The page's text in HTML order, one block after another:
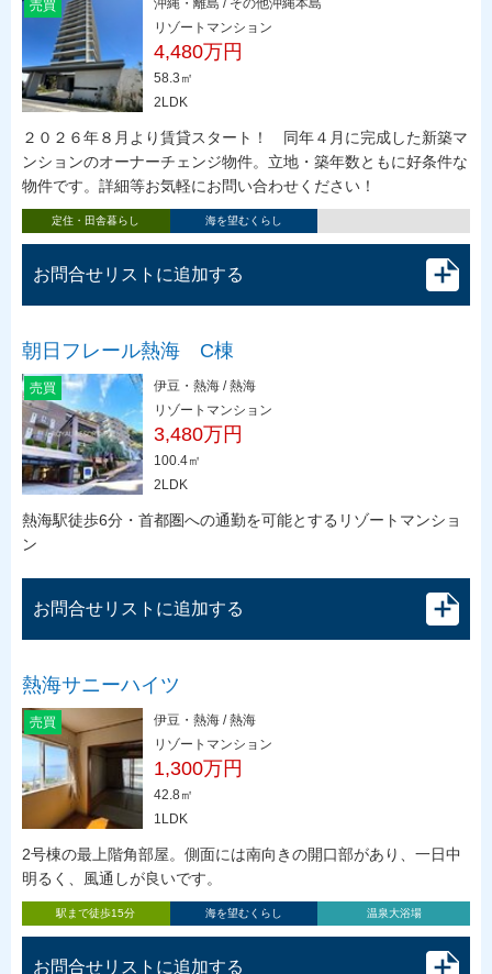
売買
沖縄・離島 / その他沖縄本島
リゾートマンション
4,480万円
58.3㎡
2LDK
２０２６年８月より賃貸スタート！ 同年４月に完成した新築マ
ンションのオーナーチェンジ物件。立地・築年数ともに好条件な
物件です。詳細等お気軽にお問い合わせください！
定住・田舎暮らし 海を望むくらし
お問合せリストに追加する
朝日フレール熱海 C棟
売買
伊豆・熱海 / 熱海
リゾートマンション
3,480万円
100.4㎡
2LDK
熱海駅徒歩6分・首都圏への通勤を可能とするリゾートマンショ
ン
お問合せリストに追加する
熱海サニーハイツ
売買
伊豆・熱海 / 熱海
リゾートマンション
1,300万円
42.8㎡
1LDK
2号棟の最上階角部屋。側面には南向きの開口部があり、一日中
明るく、風通しが良いです。
駅まで徒歩15分 海を望むくらし 温泉大浴場
お問合せリストに追加する